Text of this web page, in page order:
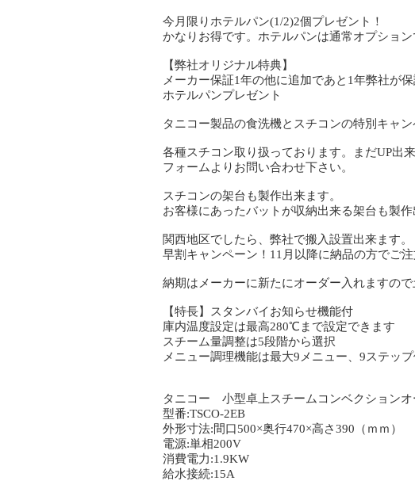
今月限りホテルパン(1/2)2個プレゼント！
かなりお得です。ホテルパンは通常オプション
【弊社オリジナル特典】
メーカー保証1年の他に追加であと1年弊社が
ホテルパンプレゼント
タニコー製品の食洗機とスチコンの特別キャン
各種スチコン取り扱っております。まだUP出
フォームよりお問い合わせ下さい。
スチコンの架台も製作出来ます。
お客様にあったバットが収納出来る架台も製作
関西地区でしたら、弊社で搬入設置出来ます。
早割キャンペーン！11月以降に納品の方でご
納期はメーカーに新たにオーダー入れますの
【特長】スタンバイお知らせ機能付
庫内温度設定は最高280℃まで設定できます
スチーム量調整は5段階から選択
メニュー調理機能は最大9メニュー、9ステッ
タニコー 小型卓上スチームコンベクションオ
型番:TSCO-2EB
外形寸法:間口500×奥行470×高さ390（ｍｍ）
電源:単相200V
消費電力:1.9KW
給水接続:15A